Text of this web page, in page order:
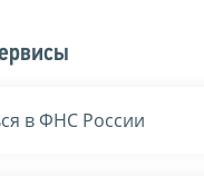
в ФНС России